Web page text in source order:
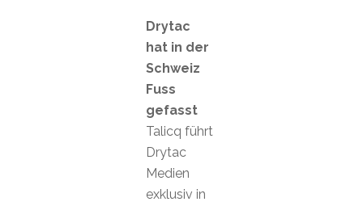
Drytac
hat in der
Schweiz
Fuss
gefasst
Talicq führt
Drytac
Medien
exklusiv in